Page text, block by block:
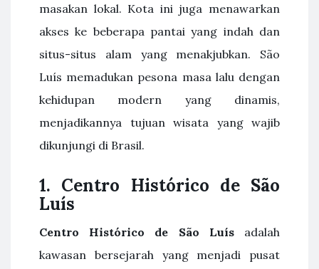
masakan lokal. Kota ini juga menawarkan
akses ke beberapa pantai yang indah dan
situs-situs alam yang menakjubkan. São
Luís memadukan pesona masa lalu dengan
kehidupan modern yang dinamis,
menjadikannya tujuan wisata yang wajib
dikunjungi di Brasil.
1. Centro Histórico de São
Luís
Centro Histórico de São Luísadalah
kawasan bersejarah yang menjadi pusat